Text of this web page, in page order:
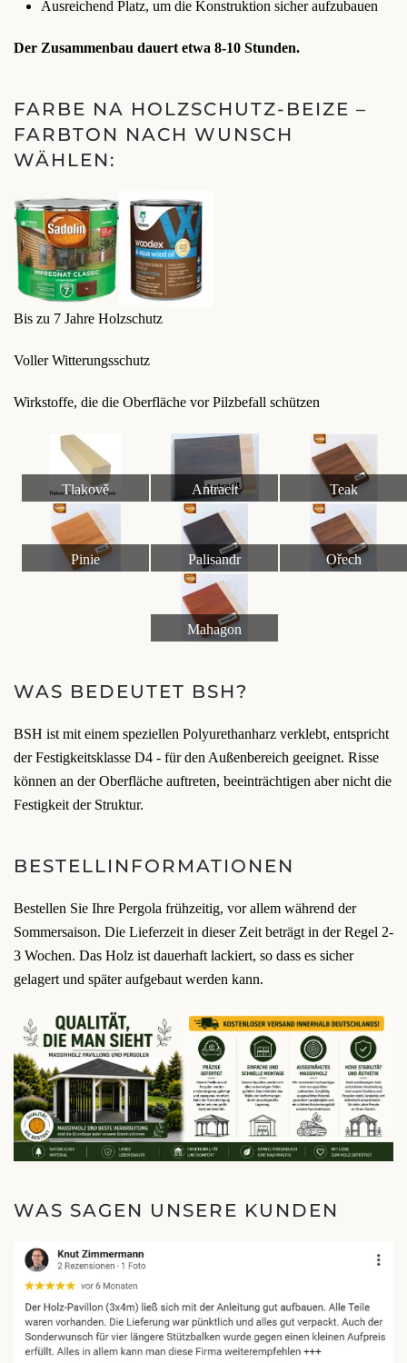
Ausreichend Platz, um die Konstruktion sicher aufzubauen
Der Zusammenbau dauert etwa 8-10 Stunden.
FARBE NA HOLZSCHUTZ-BEIZE –
FARBTON NACH WUNSCH
WÄHLEN:
Bis zu 7 Jahre Holzschutz
Voller Witterungsschutz
Wirkstoffe, die die Oberfläche vor Pilzbefall schützen
Tlakově
impregnované dřevo
Antracit Teak
Pinie Palisandr Ořech
Mahagon
WAS BEDEUTET BSH?
BSH ist mit einem speziellen Polyurethanharz verklebt, entspricht
der Festigkeitsklasse D4 - für den Außenbereich geeignet. Risse
können an der Oberfläche auftreten, beeinträchtigen aber nicht die
Festigkeit der Struktur.
BESTELLINFORMATIONEN
Bestellen Sie Ihre Pergola frühzeitig, vor allem während der
Sommersaison. Die Lieferzeit in dieser Zeit beträgt in der Regel 2-
3 Wochen. Das Holz ist dauerhaft lackiert, so dass es sicher
gelagert und später aufgebaut werden kann.
WAS SAGEN UNSERE KUNDEN